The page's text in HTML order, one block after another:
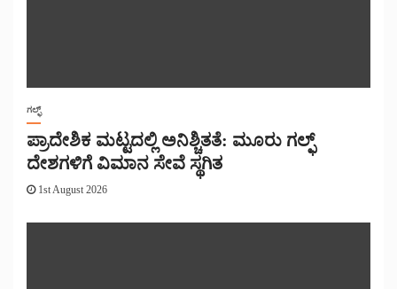
ಗಲ್ಫ್
ಪ್ರಾದೇಶಿಕ ಮಟ್ಟದಲ್ಲಿ ಅನಿಶ್ಚಿತತೆ: ಮೂರು ಗಲ್ಫ್
ದೇಶಗಳಿಗೆ ವಿಮಾನ ಸೇವೆ ಸ್ಥಗಿತ
1st August 2026